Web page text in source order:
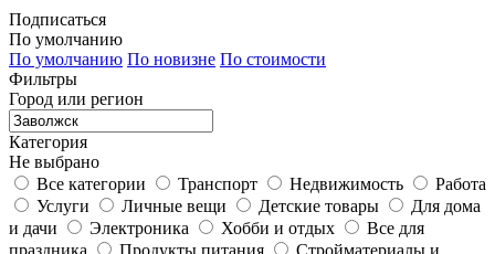
Подписаться
По умолчанию
По умолчанию По новизне По стоимости
Фильтры
Город или регион
Категория
Не выбрано
Все категории
Транспорт Недвижимость
Работа
Услуги
Личные вещи Детские товары
Для дома
и дачи
Электроника Хобби и отдых
Все для
праздника
Продукты питания
Стройматериалы и